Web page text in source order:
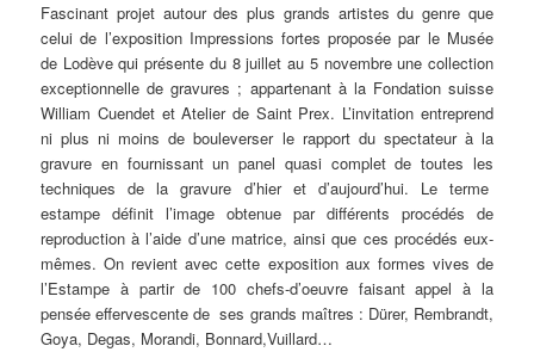
Fascinant projet autour des plus grands artistes du genre que
celui de l’exposition Impressions fortes proposée par le Musée
de Lodève qui présente du 8 juillet au 5 novembre une collection
exceptionnelle de gravures ; appartenant à la Fondation suisse
William Cuendet et Atelier de Saint Prex. L’invitation entreprend
ni plus ni moins de bouleverser le rapport du spectateur à la
gravure en fournissant un panel quasi complet de toutes les
techniques de la gravure d’hier et d’aujourd’hui. Le terme
estampe définit l’image obtenue par différents procédés de
reproduction à l’aide d’une matrice, ainsi que ces procédés eux-
mêmes. On revient avec cette exposition aux formes vives de
l’Estampe à partir de 100 chefs-d’oeuvre faisant appel à la
pensée effervescente de ses grands maîtres : Dürer, Rembrandt,
Goya, Degas, Morandi, Bonnard,Vuillard…